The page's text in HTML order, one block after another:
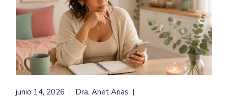
junio 14, 2026
Dra. Anet Arias